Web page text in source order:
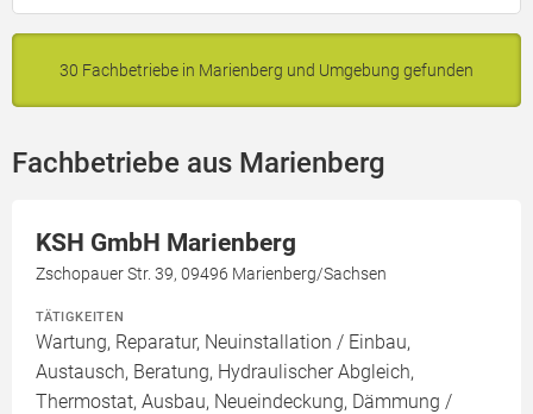
30 Fachbetriebe in Marienberg und Umgebung gefunden
Fachbetriebe aus Marienberg
KSH GmbH Marienberg
Zschopauer Str. 39, 09496 Marienberg/Sachsen
TÄTIGKEITEN
Wartung, Reparatur, Neuinstallation / Einbau,
Austausch, Beratung, Hydraulischer Abgleich,
Thermostat, Ausbau, Neueindeckung, Dämmung /